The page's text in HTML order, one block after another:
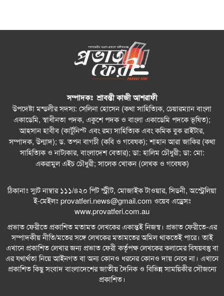
সম্পাদকঃ শ্রাবন্তী কাজী আশরাফী
উপদেষ্টা মন্ডলীর সদস্য: সেলিনা হোসেন (কথা সাহিত্যিক, চেয়ারম্যান বাংলা
একাডেমি, স্বাধীনতা পদক, একুশে পদক ও বাংলা একাডেমি পদকে ভূষিত);
আহসান হাবীব (কার্টুনিস্ট এবং রম্য সাহিত্যিক এবং কমিক বুক রাইটার,
সম্পাদক, উন্মাদ); ড. তপন বাগচী (কবি ও গবেষক); শাহান আরা জাকির (কথা
সাহিত্যিক ও নাট্যকার, বাংলাদেশ বেতার); ডা: হালিম চৌধুরী; ডা: মো:
একরামুল এইচ চৌধুরী; সালেক খোকন (লেখক ও গবেষক)
ঠিকানাঃ স্যুট নাম্বার ১১১/৪২০ পিট স্ট্রীট, মোজাইক টাওয়ার, সিডনী, অস্ট্রেলিয়া
ই-মেইলঃprovatferi.news@gmail.com ওয়েব এড্রেসঃ
www.provatferi.com.au
প্রভাত ফেরীতে প্রকাশিত মতামত লেখকের একান্তই নিজস্ব। প্রভাত ফেরীতে-এর
সম্পাদকীয় নীতি/মতের সঙ্গে লেখকের মতামতের অমিল থাকতেই পারে। তাই
এখানে প্রকাশিত লেখার জন্য প্রভাত ফেরী কর্তৃপক্ষ লেখকের কলামের বিষয়বস্তু বা
এর যথার্থতা নিয়ে আইনগত বা অন্য কোনও ধরনের কোনও দায় নেবে না। এখানে
প্রকাশিত কিছু সংবাদ বাংলাদেশের জাতীয় দৈনিক ও বিভিন্ন সাময়িকীর সৌজন্যে
প্রকাশিত।